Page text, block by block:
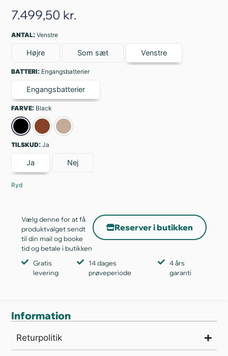
7.499,50 kr.
ANTAL: Venstre
Højre Som sæt Venstre
BATTERI: Engangsbatterier
Engangsbatterier
FARVE: Black
TILSKUD: Ja
Ja Nej
Ryd
Reserver i butikken
Vælg denne for at få
produktvalget sendt
til din mail og booke
tid og betale i butikken
Gratis
levering
14 dages
prøveperiode
4 års
garanti
Information
Returpolitik